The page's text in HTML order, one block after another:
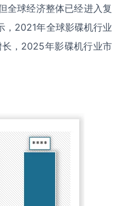
全球经济整体已经进入复
，2021年全球影碟机行业
，2025年影碟机行业市